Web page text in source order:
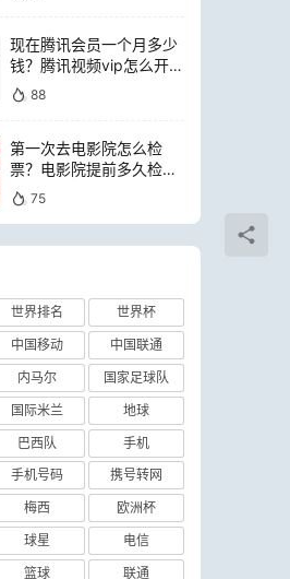
现在腾讯会员一个月多少
钱？腾讯视频vip怎么开通
便宜88
第一次去电影院怎么检
票？电影院提前多久检票
进场75
世界排名
世界杯
中国移动
中国联通
内马尔
国家足球队
国际米兰
地球
巴西队
手机
手机号码
携号转网
梅西
欧洲杯
球星
电信
篮球 联通